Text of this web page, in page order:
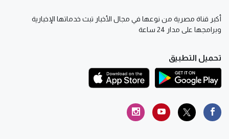
أكبر قناة مصرية من نوعها في مجال الأخبار تبث خدماتها الإخبارية
وبرامجها على مدار 24 ساعة
تحميل التطبيق